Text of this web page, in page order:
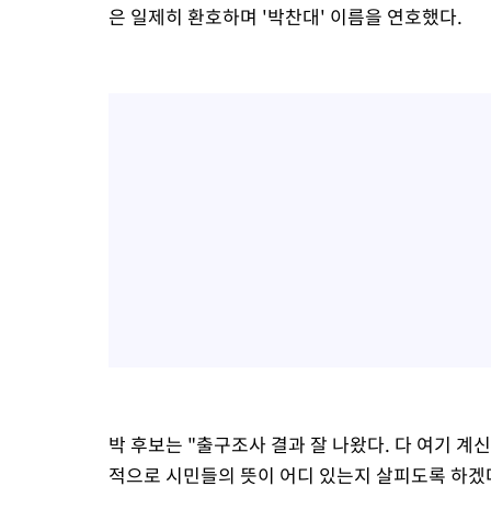
은 일제히 환호하며 '박찬대' 이름을 연호했다.
박 후보는 "출구조사 결과 잘 나왔다. 다 여기 계
적으로 시민들의 뜻이 어디 있는지 살피도록 하